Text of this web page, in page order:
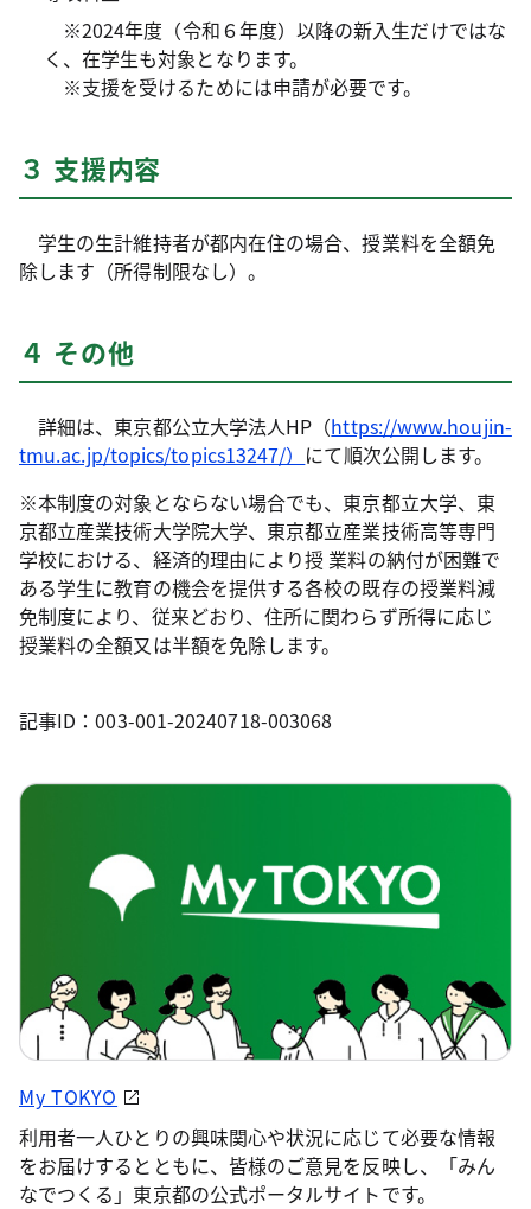
※2024年度（令和６年度）以降の新入生だけではな
く、在学生も対象となります。
※支援を受けるためには申請が必要です。
３ 支援内容
学生の生計維持者が都内在住の場合、授業料を全額免
除します（所得制限なし）。
４ その他
詳細は、東京都公立大学法人HP（https://www.houjin-
tmu.ac.jp/topics/topics13247/） にて順次公開します。
※本制度の対象とならない場合でも、東京都立大学、東
京都立産業技術大学院大学、東京都立産業技術高等専門
学校における、経済的理由により授 業料の納付が困難で
ある学生に教育の機会を提供する各校の既存の授業料減
免制度により、従来どおり、住所に関わらず所得に応じ
授業料の全額又は半額を免除します。
記事ID：003-001-20240718-003068
My TOKYO
利用者一人ひとりの興味関心や状況に応じて必要な情報
をお届けするとともに、皆様のご意見を反映し、「みん
なでつくる」東京都の公式ポータルサイトです。